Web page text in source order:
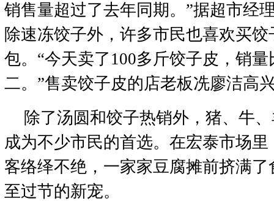
销售量超过了去年同期。”据超市经
除速冻饺子外，许多市民也喜欢买
包。“今天卖了100多斤饺子皮，销
二。”售卖饺子皮的店老板冼廖洁高
除了汤圆和饺子热销外，猪、牛
成为不少市民的首选。在宏泰市场
客络绎不绝，一家家豆腐摊前挤满
至过节的新宠。